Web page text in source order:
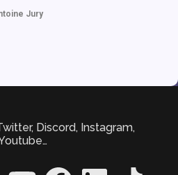
Jury
Discord, Instagram,
YouTube FacebookLinkedIn TikTok